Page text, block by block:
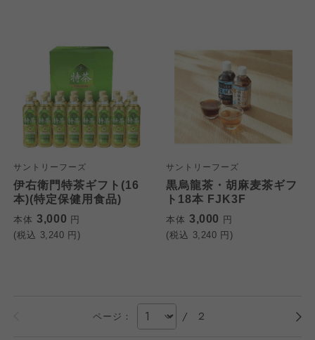
サントリーフーズ
伊右衛門特茶ギフト(16
本)(特定保健用食品)
本体 3,000 円
(税込 3,240 円)
サントリーフーズ
黒烏龍茶・胡麻麦茶ギフ
ト18本 FJK3F
本体 3,000 円
(税込 3,240 円)
ページ： / 2